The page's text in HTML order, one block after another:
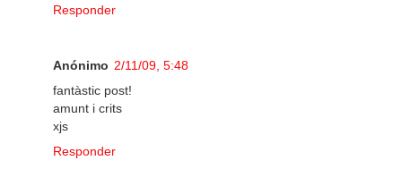
Responder
Anónimo 2/11/09, 5:48
fantàstic post!
amunt i crits
xjs
Responder